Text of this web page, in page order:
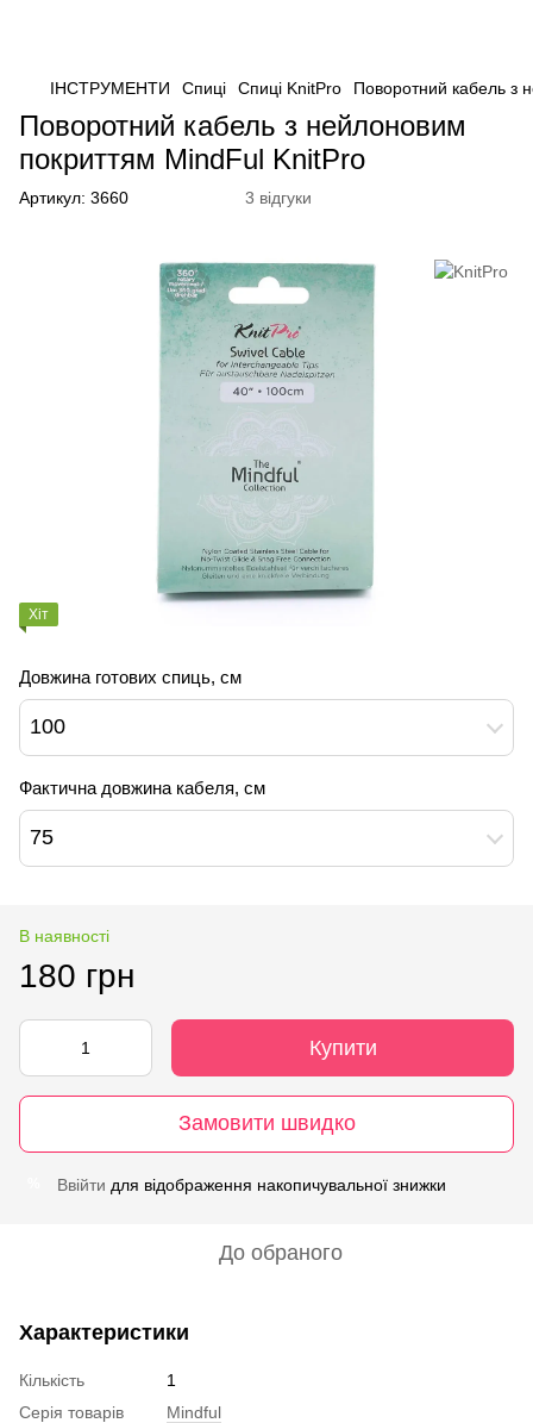
ІНСТРУМЕНТИ Спиці Спиці KnitPro Поворотний кабель з
Поворотний кабель з нейлоновим
покриттям MindFul KnitPro
Артикул: 3660 3 відгуки
Хіт
Довжина готових спиць, см
100
Фактична довжина кабеля, см
75
В наявності
180 грн
Купити
Замовити швидко
Ввійти для відображення накопичувальної знижки
До обраного
Характеристики
Кількість
1
Серія товарів
Mindful